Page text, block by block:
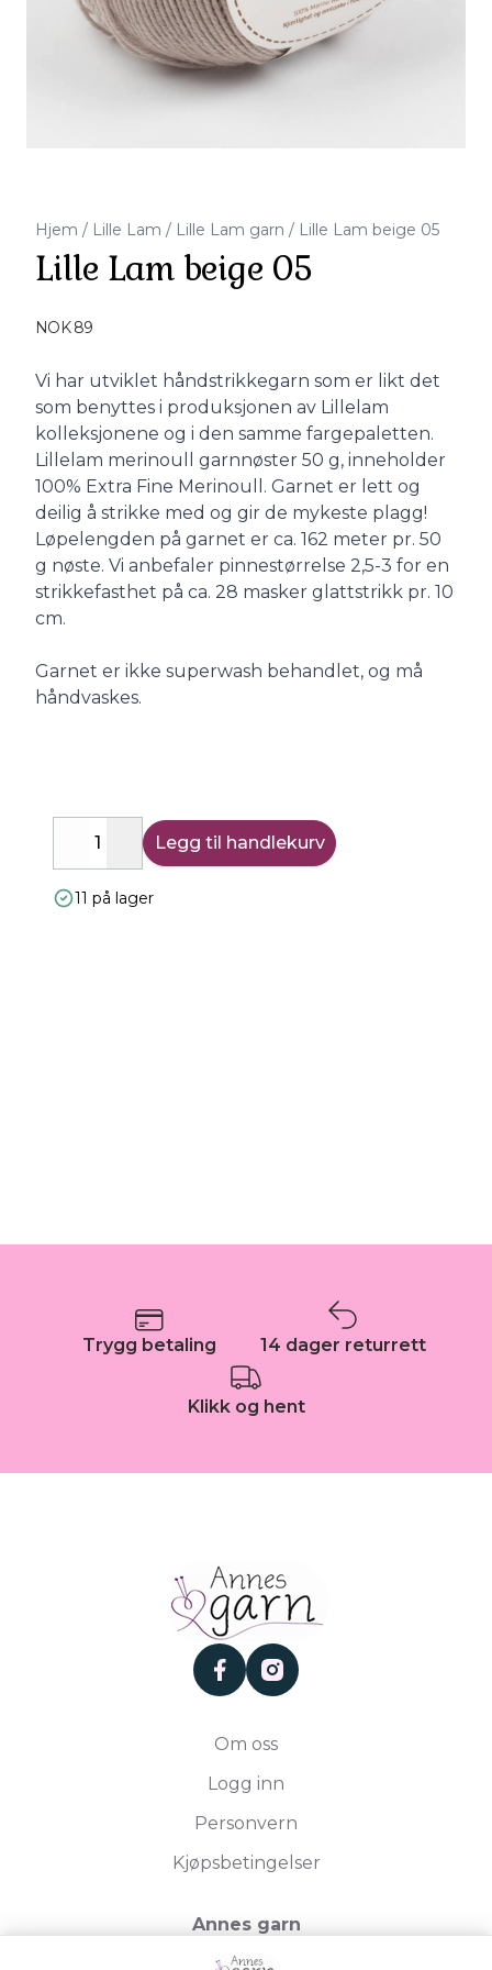
Hjem / Lille Lam / Lille Lam garn / Lille Lam beige 05
Lille Lam beige 05
NOK 89
Description
Vi har utviklet håndstrikkegarn som er likt det
som benyttes i produksjonen av Lillelam
kolleksjonene og i den samme fargepaletten.
Lillelam merinoull garnnøster 50 g, inneholder
100% Extra Fine Merinoull. Garnet er lett og
deilig å strikke med og gir de mykeste plagg!
Løpelengden på garnet er ca. 162 meter pr. 50
g nøste. Vi anbefaler pinnestørrelse 2,5-3 for en
strikkefasthet på ca. 28 masker glattstrikk pr. 10
cm.
Garnet er ikke superwash behandlet, og må
håndvaskes.
DecreaseIncrease
Legg til handlekurv
11 på lager
Trygg betaling 14 dager returrett
Klikk og hent
facebookinstagram
Om oss
Logg inn
Personvern
Kjøpsbetingelser
Annes garn
Storgata 19, 2750 Gran